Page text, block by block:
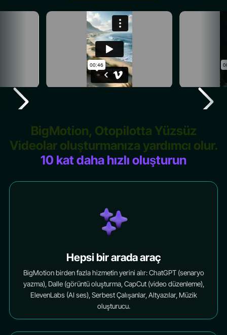
BigMotion, Otopilotta Yüzsüz
Videolar oluşturmanıza yardımcı olur.
10 kat daha hızlı oluşturun
Hepsi bir arada araç
BigMotion birden fazla hizmetin yerini alır: ChatGPT (senaryo
yazma), Dalle (görüntü oluşturma, CapCut (video düzenleme),
ElevenLabs (AI ses), Serbest Çalışanlar, Altyazılar, Müzik
oluşturucu.